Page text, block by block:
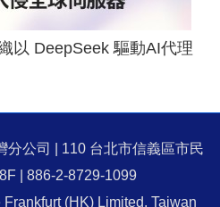
以 DeepSeek 驅動AI代理
分公司 | 110 台北市信義區市民
| 886-2-8729-1099
(HK) Limited, Taiwan